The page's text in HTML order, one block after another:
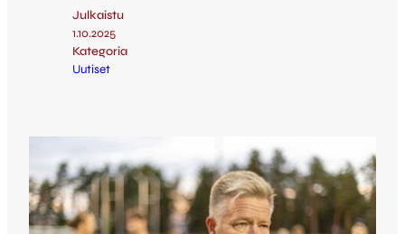
Julkaistu
1.10.2025
Kategoria
Uutiset